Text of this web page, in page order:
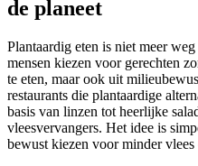
de planeet
Plantaardig eten is niet meer
mensen kiezen voor gerechten
te eten, maar ook uit
restaurants die plantaardige
basis van linzen tot heerlijke
vleesvervangers. Het idee is
bewust kiezen voor minder vlees